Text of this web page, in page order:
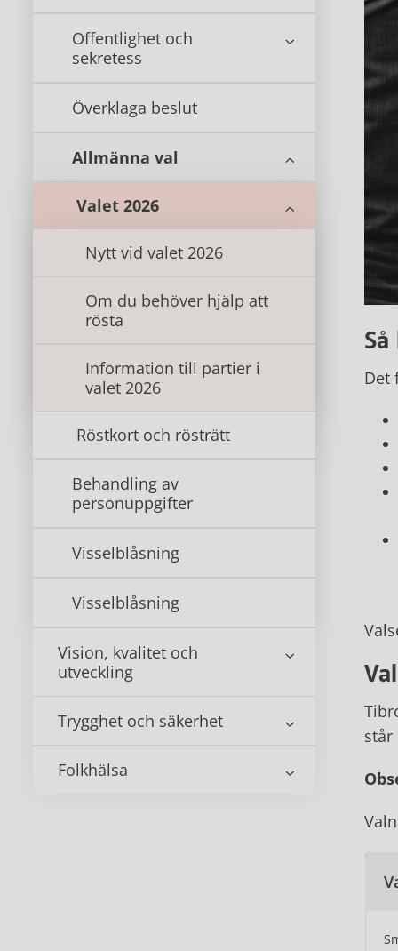
Offentlighet och
sekretess
Överklaga beslut
Allmänna val
Valet 2026
Nytt vid valet 2026
Om du behöver hjälp att
rösta
Information till partier i
valet 2026
Röstkort och rösträtt
Behandling av
personuppgifter
Visselblåsning
Visselblåsning
Vision, kvalitet och
utveckling
Trygghet och säkerhet
Folkhälsa
Det